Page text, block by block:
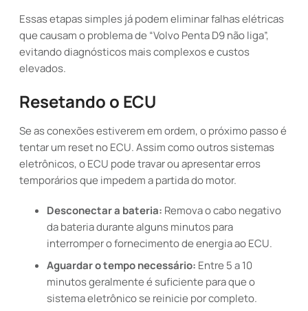
Essas etapas simples já podem eliminar falhas elétricas
que causam o problema de “Volvo Penta D9 não liga”,
evitando diagnósticos mais complexos e custos
elevados.
Resetando o ECU
Se as conexões estiverem em ordem, o próximo passo é
tentar um reset no ECU. Assim como outros sistemas
eletrônicos, o ECU pode travar ou apresentar erros
temporários que impedem a partida do motor.
Desconectar a bateria: Remova o cabo negativo
da bateria durante alguns minutos para
interromper o fornecimento de energia ao ECU.
Aguardar o tempo necessário: Entre 5 a 10
minutos geralmente é suficiente para que o
sistema eletrônico se reinicie por completo.